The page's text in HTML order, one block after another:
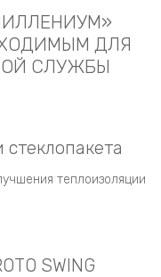
ДЛЯ
СЛУЖБЫ
теплоизоляции
SWING